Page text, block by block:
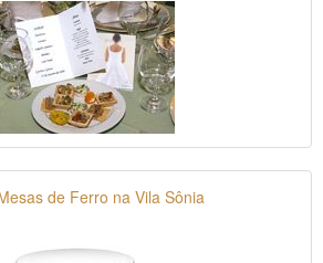
de Ferro na Vila Sônia